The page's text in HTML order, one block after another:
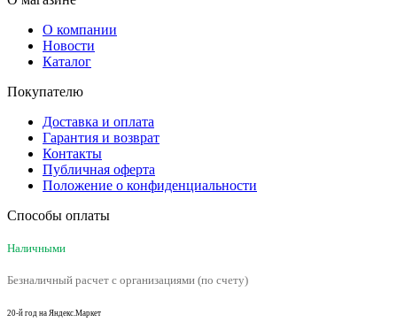
О компании
Новости
Каталог
Покупателю
Доставка и оплата
Гарантия и возврат
Контакты
Публичная оферта
Положение о конфиденциальности
Способы оплаты
Наличными
Безналичный расчет с организациями (по счету)
20-й год на Яндекс.Маркет